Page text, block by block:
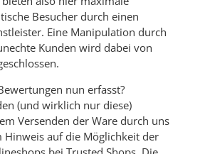
Besucher durch einen
Eine Manipulation durch
Kunden wird dabei von
nun erfasst?
(und wirklich nur diese)
Versenden der Ware durch uns
Hinweis auf die Möglichkeit der